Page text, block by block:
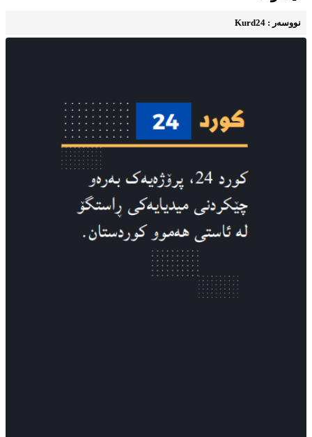
نووسه‌ر : Kurd24